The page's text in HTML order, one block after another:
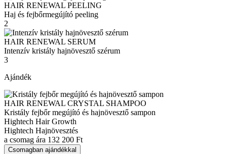
HAIR RENEWAL PEELING
Haj és fejbőrmegújító peeling
2
HAIR RENEWAL SERUM
Intenzív kristály hajnövesztő szérum
3
Ajándék
HAIR RENEWAL CRYSTAL SHAMPOO
Kristály fejbőr megújító és hajnövesztő sampon
Hightech Hair Growth
Hightech Hajnövesztés
a csomag ára 132 200 Ft
Csomagban ajándékkal